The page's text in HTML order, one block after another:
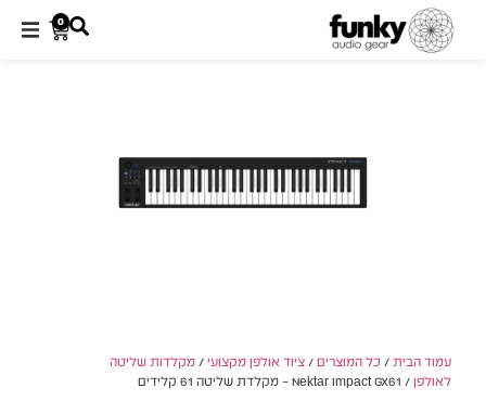
0
עמוד הבית / כל המוצרים /ציוד אולפן מקצועי /מקלדות שליטה
לאולפן / Nektar Impact GX61 – מקלדת שליטה 61 קלידים